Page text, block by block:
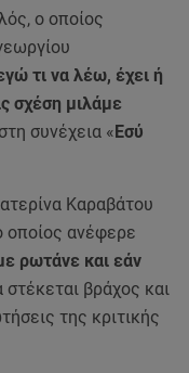
ο οποίος
τι να λέω, έχει ή
σχέση μιλάμε
συνέχεια «Εσύ
Καραβάτου
οποίος ανέφερε
ρωτάνε και εάν
βράχος και
της κριτικής